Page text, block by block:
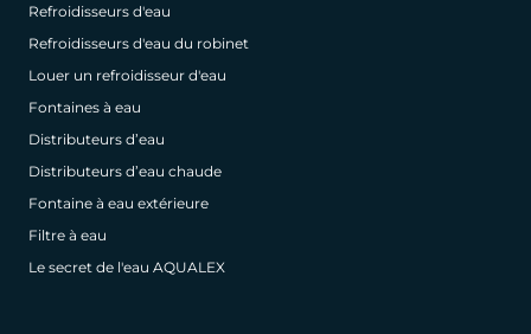
Refroidisseurs d'eau
Refroidisseurs d'eau du robinet
Louer un refroidisseur d'eau
Fontaines à eau
Distributeurs d’eau
Distributeurs d’eau chaude
Fontaine à eau extérieure
Filtre à eau
Le secret de l'eau AQUALEX